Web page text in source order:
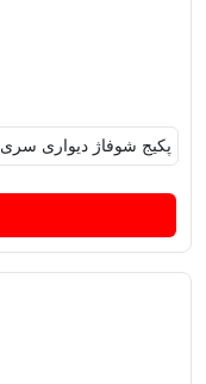
پکیج‌ شوفاژ دیواری سری C28FF